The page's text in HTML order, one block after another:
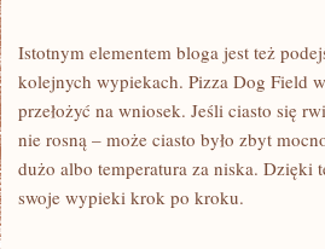
Istotnym elementem bloga jest też
kolejnych wypiekach. Pizza Dog Field
przełożyć na wniosek. Jeśli ciasto się
nie rosną – może ciasto było zbyt
dużo albo temperatura za niska.
swoje wypieki krok po kroku.